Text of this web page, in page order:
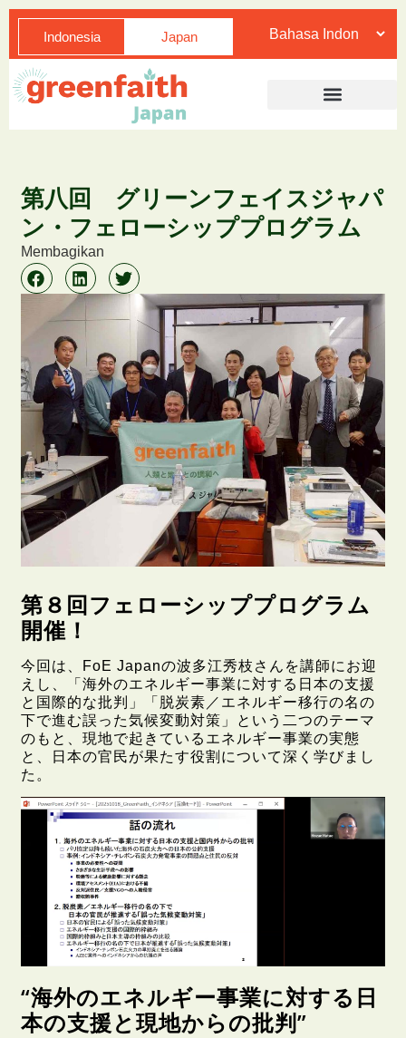
Indonesia Japan
第八回 グリーンフェイスジャパ
ン・フェローシッププログラム
Membagikan
第８回フェローシッププログラム
開催！
今回は、FoE Japanの波多江秀枝さんを講師にお迎
えし、「海外のエネルギー事業に対する日本の支援
と国際的な批判」「脱炭素／エネルギー移行の名の
下で進む誤った気候変動対策」という二つのテーマ
のもと、現地で起きているエネルギー事業の実態
と、日本の官民が果たす役割について深く学びまし
た。
“海外のエネルギー事業に対する日
本の支援と現地からの批判”